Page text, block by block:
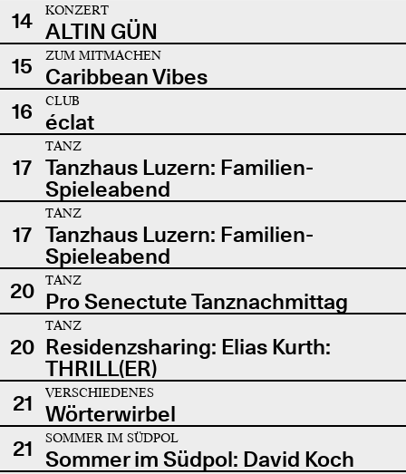
14
KONZERT
ALTIN GÜN
15
ZUM MITMACHEN
Caribbean Vibes
16
CLUB
éclat
17
TANZ
Tanzhaus Luzern: Familien-
Spieleabend
17
TANZ
Tanzhaus Luzern: Familien-
Spieleabend
20
TANZ
Pro Senectute Tanznachmittag
20
TANZ
Residenzsharing: Elias Kurth:
THRILL(ER)
21
VERSCHIEDENES
Wörterwirbel
21
SOMMER IM SÜDPOL
Sommer im Südpol: David Koch